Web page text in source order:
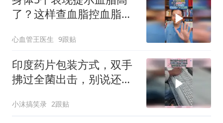
了？这样查血脂控血脂才
心血管王医生 9跟贴
印度药片包装方式，双手
拂过全菌出击，别说还挺
小沫搞笑录 2跟贴